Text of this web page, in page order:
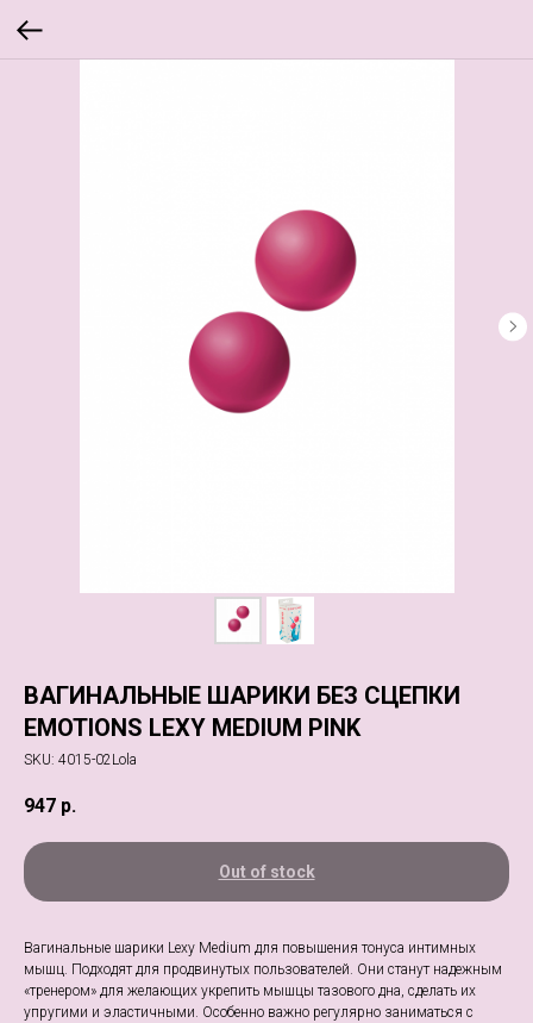
ВАГИНАЛЬНЫЕ ШАРИКИ БЕЗ СЦЕПКИ
EMOTIONS LEXY MEDIUM PINK
SKU: 4015-02Lola
947 р.
Out of stock
Вагинальные шарики Lexy Medium для повышения тонуса интимных
мышц. Подходят для продвинутых пользователей. Они станут надежным
«тренером» для желающих укрепить мышцы тазового дна, сделать их
упругими и эластичными. Особенно важно регулярно заниматься с